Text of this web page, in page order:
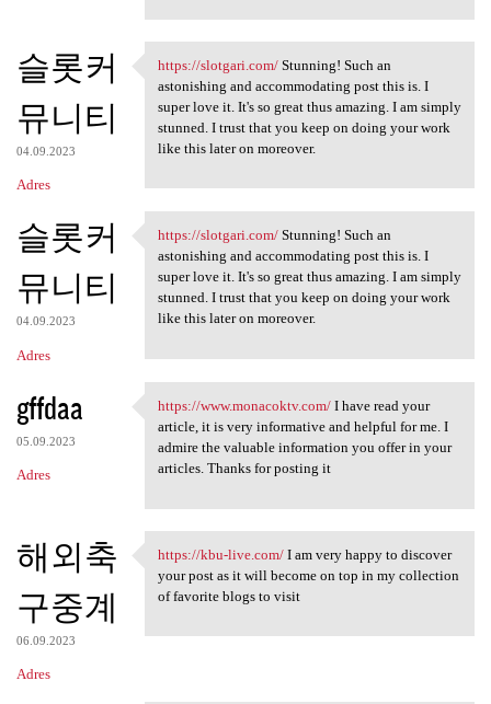
슬롯커
뮤니티
04.09.2023
Adres
https://slotgari.com/
https://slotgari.com/Stunning! Such an
astonishing and accommodating post this is. I
super love it. It's so great thus amazing. I am simply
stunned. I trust that you keep on doing your work
like this later on moreover.
슬롯커
뮤니티
04.09.2023
Adres
https://slotgari.com/
https://slotgari.com/Stunning! Such an
astonishing and accommodating post this is. I
super love it. It's so great thus amazing. I am simply
stunned. I trust that you keep on doing your work
like this later on moreover.
gffdaa
05.09.2023
Adres
https://www.monacoktv.com/ I
https://www.monacoktv.com/I have read your
article, it is very informative and helpful for me. I
admire the valuable information you offer in your
articles. Thanks for posting it
해외축
구중계
06.09.2023
Adres
https://kbu-live.com/ I am
https://kbu-live.com/I am very happy to discover
your post as it will become on top in my collection
of favorite blogs to visit